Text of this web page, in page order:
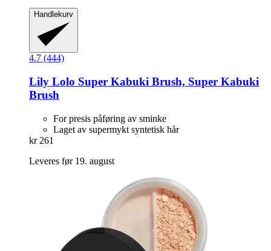
Handlekurv
4.7 (444)
Lily Lolo Super Kabuki Brush, Super Kabuki
Brush
For presis påføring av sminke
Laget av supermykt syntetisk hår
kr 261
Leveres før 19. august